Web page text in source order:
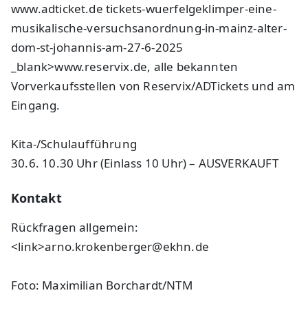
www.adticket.de tickets-wuerfelgeklimper-eine-
musikalische-versuchsanordnung-in-mainz-alter-
dom-st-johannis-am-27-6-2025
_blank>www.reservix.de, alle bekannten
Vorverkaufsstellen von Reservix/ADTickets und am
Eingang.
Kita-/Schulaufführung
30.6. 10.30 Uhr (Einlass 10 Uhr) – AUSVERKAUFT
Kontakt
Rückfragen allgemein:
<link>arno.krokenberger@ekhn.de
Foto: Maximilian Borchardt/NTM